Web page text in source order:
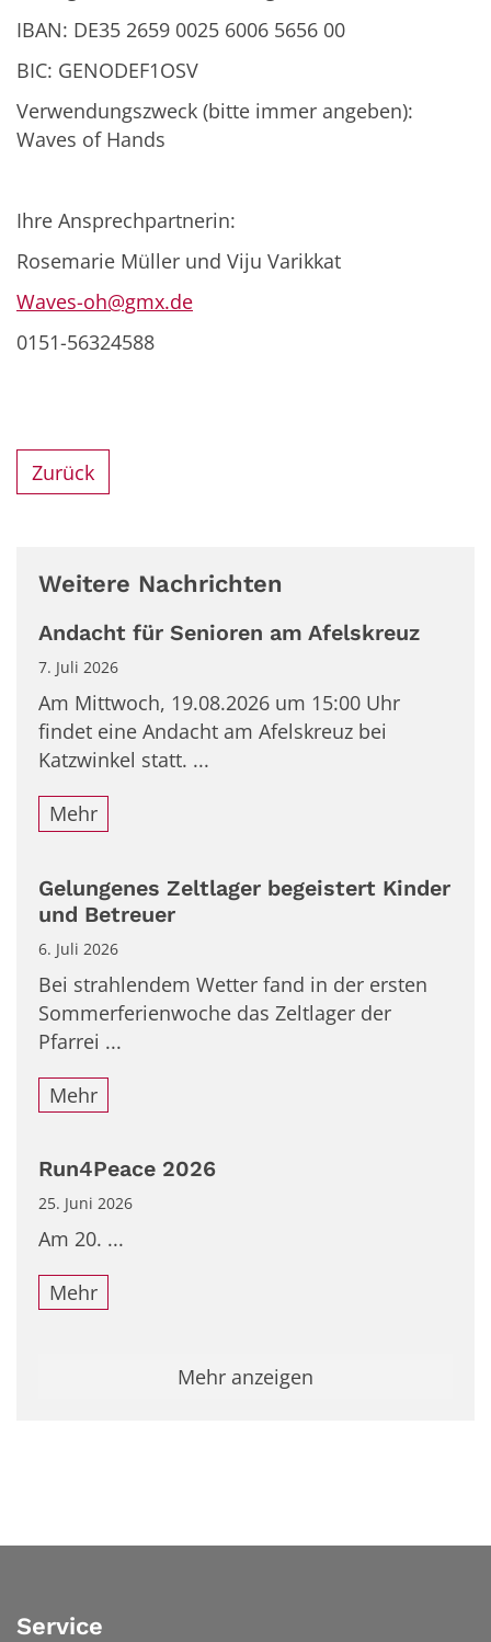
IBAN: DE35 2659 0025 6006 5656 00
BIC: GENODEF1OSV
Verwendungszweck (bitte immer angeben):
Waves of Hands
Ihre Ansprechpartnerin:
Rosemarie Müller und Viju Varikkat
Waves-oh@gmx.de
0151-56324588
Zurück
Weitere Nachrichten
Andacht für Senioren am Afelskreuz
7. Juli 2026
Am Mittwoch, 19.08.2026 um 15:00 Uhr
findet eine Andacht am Afelskreuz bei
Katzwinkel statt. ...
Mehr
Gelungenes Zeltlager begeistert Kinder
und Betreuer
6. Juli 2026
Bei strahlendem Wetter fand in der ersten
Sommerferienwoche das Zeltlager der
Pfarrei ...
Mehr
Run4Peace 2026
25. Juni 2026
Am 20. ...
Mehr
Mehr anzeigen
Service